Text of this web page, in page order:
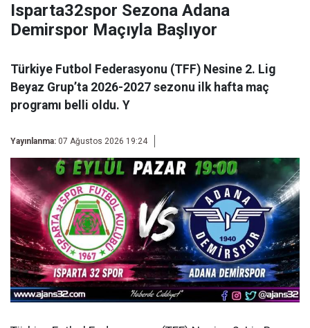
Isparta32spor Sezona Adana
Demirspor Maçıyla Başlıyor
Türkiye Futbol Federasyonu (TFF) Nesine 2. Lig
Beyaz Grup’ta 2026-2027 sezonu ilk hafta maç
programı belli oldu. Y
Yayınlanma: 07 Ağustos 2026 19:24